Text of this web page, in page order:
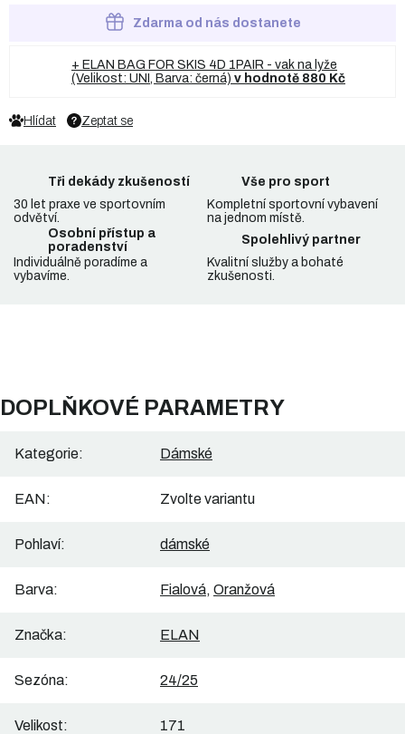
Zdarma od nás dostanete
+ ELAN BAG FOR SKIS 4D 1PAIR - vak na lyže
(Velikost: UNI, Barva: černá) v hodnotě 880 Kč
Zeptat se
Hlídat
Tři dekády zkušeností
30 let praxe ve sportovním
odvětví.
Vše pro sport
Kompletní sportovní vybavení
na jednom místě.
Osobní přístup a
poradenství
Individuálně poradíme a
vybavíme.
Spolehlivý partner
Kvalitní služby a bohaté
zkušenosti.
DOPLŇKOVÉ PARAMETRY
Kategorie: Dámské
EAN: Zvolte variantu
Pohlaví: dámské
Barva: Fialová, Oranžová
Značka: ELAN
Sezóna: 24/25
Velikost: 171